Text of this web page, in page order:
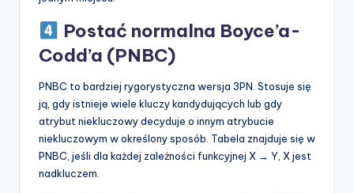
Postać normalna Boyce’a-
Codd’a (PNBC)
PNBC to bardziej rygorystyczna wersja 3PN. Stosuje się
ją, gdy istnieje wiele kluczy kandydujących lub gdy
atrybut niekluczowy decyduje o innym atrybucie
niekluczowym w określony sposób. Tabela znajduje się w
PNBC, jeśli dla każdej zależności funkcyjnej X → Y, X jest
nadkluczem.